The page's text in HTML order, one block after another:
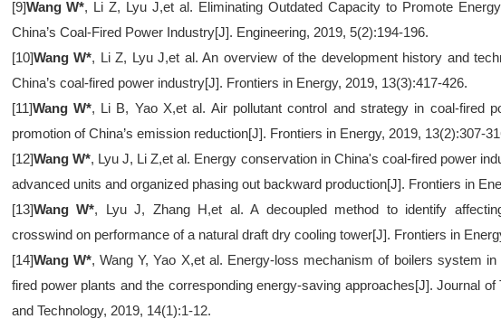
[9]Wang W*, Li Z, Lyu J,et al. Eliminating Outdated Capacity to Promote
China’s Coal-Fired Power Industry[J]. Engineering, 2019, 5(2):194-196.
[10]Wang W*, Li Z, Lyu J,et al. An overview of the development history and
China’s coal-fired power industry[J]. Frontiers in Energy, 2019, 13(3):417-426.
[11]Wang W*, Li B, Yao X,et al. Air pollutant control and strategy in coal-fired
promotion of China’s emission reduction[J]. Frontiers in Energy, 2019, 13(2):307-
[12]Wang W*, Lyu J, Li Z,et al. Energy conservation in China's coal-fired power
advanced units and organized phasing out backward production[J]. Frontiers in
[13]Wang W*, Lyu J, Zhang H,et al. A decoupled method to identify
crosswind on performance of a natural draft dry cooling tower[J]. Frontiers in
[14]Wang W*, Wang Y, Yao X,et al. Energy-loss mechanism of boilers system in
fired power plants and the corresponding energy-saving approaches[J]. Journal of
and Technology, 2019, 14(1):1-12.